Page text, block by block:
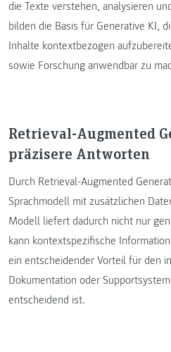
die Texte verstehen, analysieren
bilden die Basis für Generative KI,
Inhalte kontextbezogen
sowie Forschung anwendbar zu
Retrieval-Augmented
präzisere Antworten
Durch Retrieval-Augmented
Sprachmodell mit zusätzlichen
Modell liefert dadurch nicht nur
kann kontextspezifische
ein entscheidender Vorteil für den
Dokumentation oder
entscheidend ist.